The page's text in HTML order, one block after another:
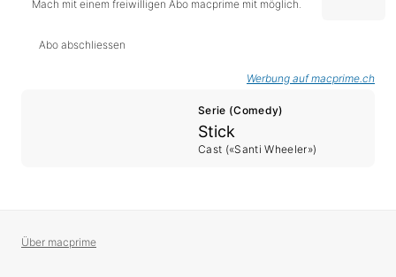
Mach mit einem freiwilligen Abo macprime mit möglich.
Abo abschliessen
Werbung auf macprime.ch
Serie (Comedy)
Stick
Cast («Santi Wheeler»)
Über macprime